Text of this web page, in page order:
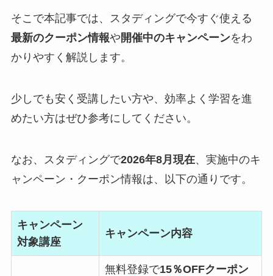
そこで本記事では、スタディングで今すぐ使える
最新のクーポン情報や 開催中のキャンペーンをわ
かりやすく解説します。
少しでも安く受講したい方や、効率よく学習を進
めたい方はぜひ参考にしてください。
なお、スタディングで2026年8月現在、実施中のキ
ャンペーン・クーポン情報は、以下の通りです。
キャンペーン
対象講座
キャンペーン内容
無料登録で15％OFFクーポン